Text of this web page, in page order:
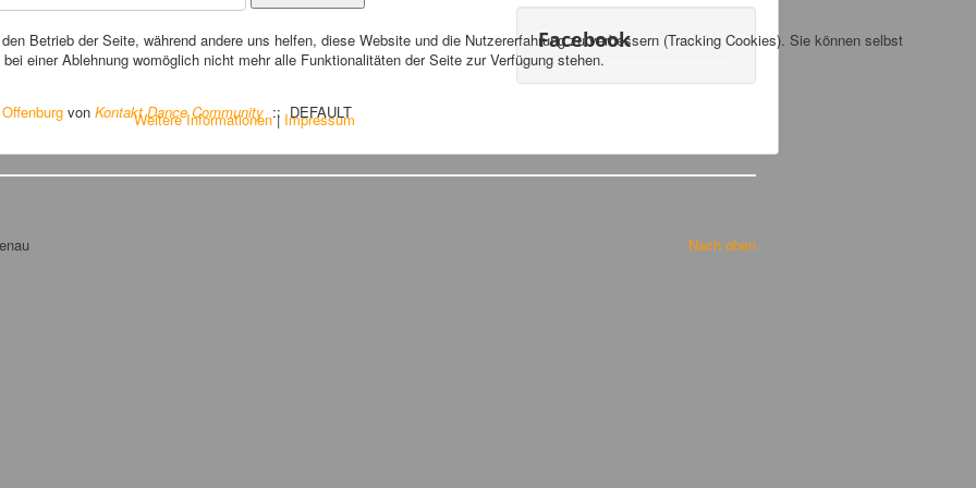
von Kontakt Dance Community :: DEFAULT
Facebook
Nach oben
Betrieb der Seite, während andere uns helfen, diese Website und die Nutzererfahrung zu verbessern (Tracking Cookies). Sie können selbst
einer Ablehnung womöglich nicht mehr alle Funktionalitäten der Seite zur Verfügung stehen.
Weitere Informationen| Impressum